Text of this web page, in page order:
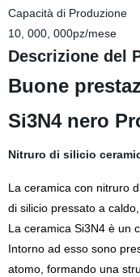
Capacità di Produzione
10, 000, 000pz/mese
Descrizione del
Buone
Si3N4 nero
Nitruro di silicio
La ceramica con nitruro
di silicio pressato a
La ceramica Si3N4 è un
Intorno ad esso sono
atomo, formando una